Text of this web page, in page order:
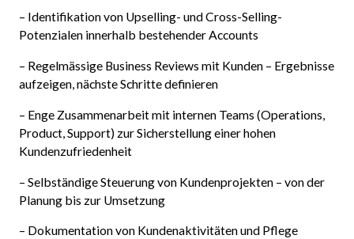
– Identifikation von Upselling- und Cross-Selling-
Potenzialen innerhalb bestehender Accounts
– Regelmässige Business Reviews mit Kunden – Ergebnisse
aufzeigen, nächste Schritte definieren
– Enge Zusammenarbeit mit internen Teams (Operations,
Product, Support) zur Sicherstellung einer hohen
Kundenzufriedenheit
– Selbständige Steuerung von Kundenprojekten – von der
Planung bis zur Umsetzung
– Dokumentation von Kundenaktivitäten und Pflege